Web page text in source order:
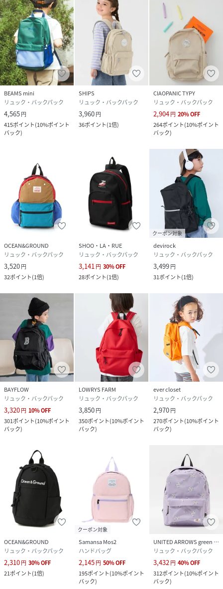
BEAMS mini
リュック・バックパック
4,565円
415ポイント(10%ポイント
バック)
SHIPS
リュック・バックパック
3,960円
36ポイント(1倍)
CIAOPANIC TYPY
リュック・バックパック
2,904円 20%OFF
264ポイント(10%ポイント
バック)
OCEAN&GROUND
リュック・バックパック
3,520円
32ポイント(1倍)
SHOO・LA・RUE
リュック・バックパック
3,141 円 30%OFF
28ポイント(1倍)
クーポン対象
devirock
リュック・バックパック
3,499円
31ポイント(1倍)
BAYFLOW
リュック・バックパック
3,320円 10%OFF
301ポイント(10%ポイント
バック)
LOWRYS FARM
リュック・バックパック
3,850円
350ポイント(10%ポイント
バック)
ever closet
リュック・バックパック
2,970円
270ポイント(10%ポイント
バック)
OCEAN&GROUND
リュック・バックパック
2,310円 30%OFF
21ポイント(1倍)
クーポン対象
Samansa Mos2
ハンドバッグ
2,145円 50%OFF
195ポイント(10%ポイント
バック)
UNITED ARROWS green label relaxing
リュック・バックパック
3,432 円 40%OFF
312ポイント(10%ポイント
バック)